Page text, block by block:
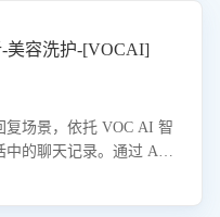
美容洗护-[VOCAI]
复场景，依托 VOC AI 智
中的聊天记录。通过 AI
进策略，助力商家快速